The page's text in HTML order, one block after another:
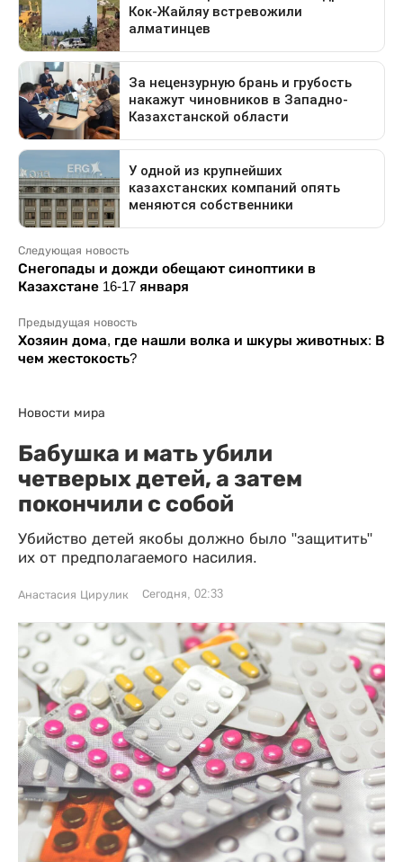
Следующая новость
Снегопады и дожди обещают синоптики в
Казахстане 16-17 января
Предыдущая новость
Хозяин дома, где нашли волка и шкуры животных: В
чем жестокость?
Новости мира
Бабушка и мать убили
четверых детей, а затем
покончили с собой
Убийство детей якобы должно было "защитить"
их от предполагаемого насилия.
Анастасия Цирулик Сегодня, 02:33